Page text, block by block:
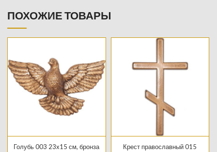
ПОХОЖИЕ ТОВАРЫ
Голубь 003 23х15 см, бронза
Крест православный 015